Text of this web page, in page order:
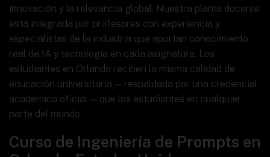
innovación y la relevancia global. Nuestra planta docente
está integrada por profesores con experiencia y
especialistas de la industria que aportan conocimiento
real de IA y tecnología en cada asignatura. Los
estudiantes en Orlando reciben la misma calidad de
educación universitaria — respaldada por una credencial
académica oficial — que los estudiantes en cualquier
parte del mundo.
Curso de Ingeniería de Prompts en